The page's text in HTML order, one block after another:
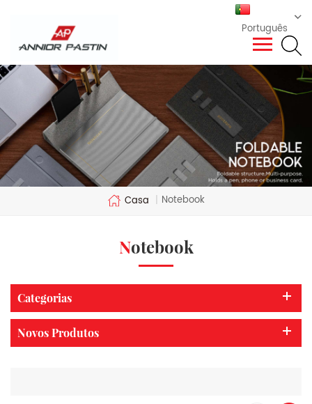
Português
Casa | Notebook
Notebook
Categorias
Novos Produtos